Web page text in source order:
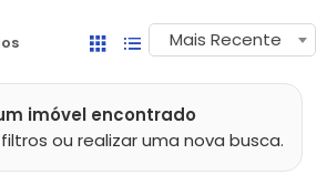
Mais Recente
imóvel encontrado
ou realizar uma nova busca.